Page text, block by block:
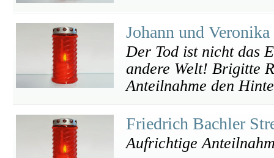
Johann und
Der Tod ist nicht das
andere Welt! Brigitte
Anteilnahme den
Friedrich Bachler
Aufrichtige